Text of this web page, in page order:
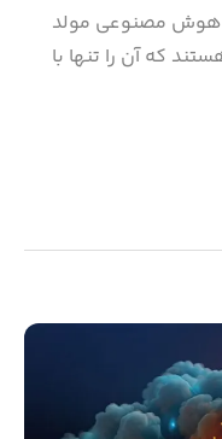
هوش مصنوعی مولد
که آن را تنها با